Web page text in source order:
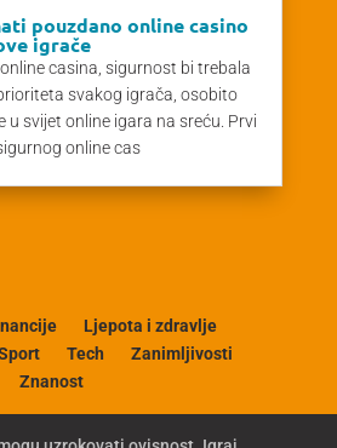
pouzdano online casino
igrače
casina, sigurnost bi trebala
svakog igrača, osobito
u svijet online igara na sreću. Prvi
online cas
Ljepota i zdravlje
Tech
Zanimljivosti
Znanost